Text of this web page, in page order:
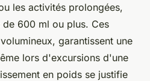
les activités prolongées,
600 ml ou plus. Ces
garantissent une
lors d'excursions d'une
en poids se justifie